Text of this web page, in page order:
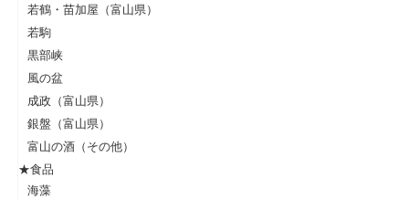
若鶴・苗加屋（富山県）
若駒
黒部峡
風の盆
成政（富山県）
銀盤（富山県）
富山の酒（その他）
★食品
海藻